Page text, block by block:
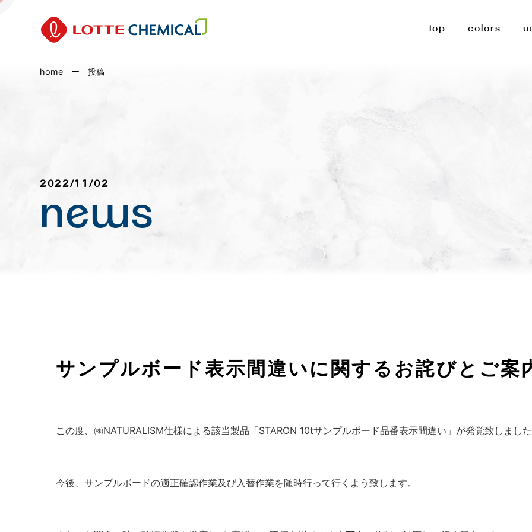
top colors
home ー投稿
2022/11/02
news
サンプルボード表示間違いに関するお詫びとご案
この度、㈱NATURALISM仕様による該当製品「STARON 10tサンプルボード品番表示間違い」が発覚致しまし
今後、サンプルボードの適正確認作業及び入替作業を随時行って行くよう致します。